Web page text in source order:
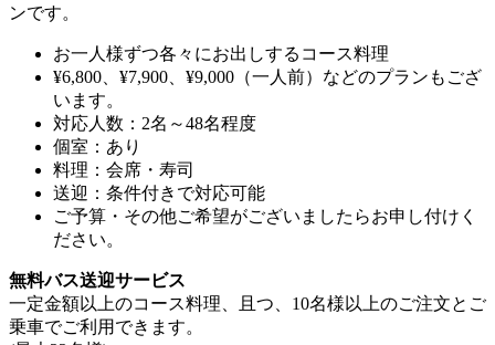
ンです。
お一人様ずつ各々にお出しするコース料理
¥6,800、¥7,900、¥9,000（一人前）などのプランもござ
います。
対応人数：2名～48名程度
個室：あり
料理：会席・寿司
送迎：条件付きで対応可能
ご予算・その他ご希望がございましたらお申し付けく
ださい。
無料バス送迎サービス
一定金額以上のコース料理、且つ、10名様以上のご注文とご
乗車でご利用できます。